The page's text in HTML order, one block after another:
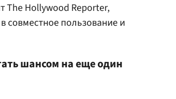
The Hollywood Reporter,
совместное пользование и
шансом на еще один